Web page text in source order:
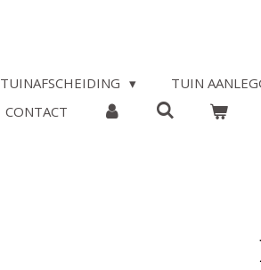
TUINAFSCHEIDING TUIN
CONTACT